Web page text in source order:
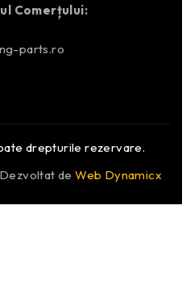
Comerțului:
parts.ro
drepturile rezervare.
Dezvoltat deWeb Dynamicx